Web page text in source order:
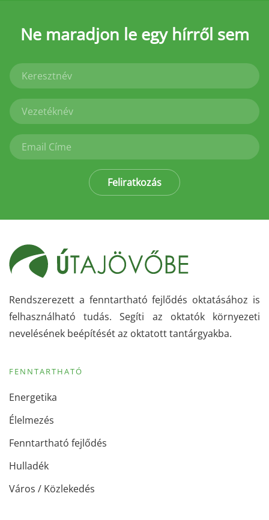
Ne maradjon le egy hírről sem
Feliratkozás
Rendszerezett a fenntartható fejlődés oktatásához is
felhasználható tudás. Segíti az oktatók környezeti
nevelésének beépítését az oktatott tantárgyakba.
FENNTARTHATÓ
Energetika
Élelmezés
Fenntartható fejlődés
Hulladék
Város / Közlekedés